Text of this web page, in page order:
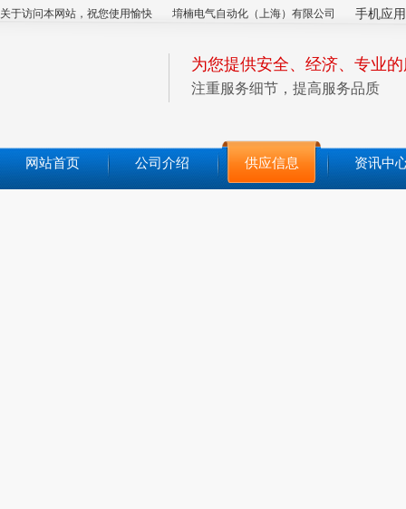
关于访问本网站，祝您使用愉快 堉楠电气自动化（上海）有限公司 手机应用
为您提供安全、经济、专业
注重服务细节，提高服务品质
网站首页 公司介绍 供应信息 资讯中